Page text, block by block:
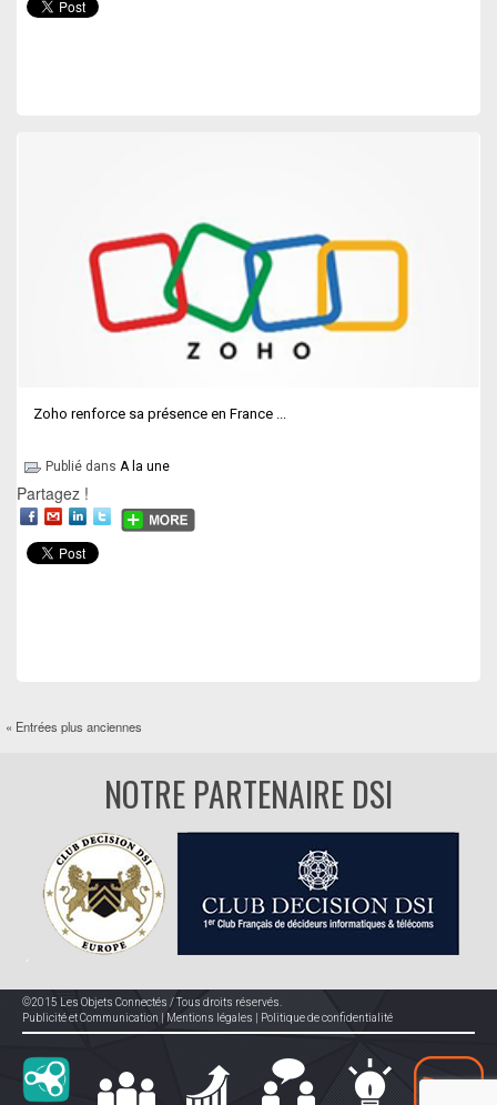
Zoho renforce sa présence en France ...
Publié dans A la une
Partagez !
« Entrées plus anciennes
NOTRE PARTENAIRE DSI
©2015 Les Objets Connectés / Tous droits réservés.
Publicité et Communication
Mentions légales Politique de confidentialité